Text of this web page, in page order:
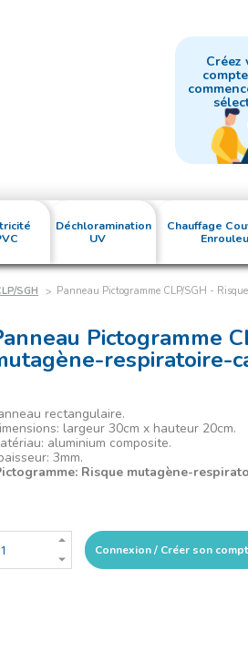
Créez
Déchloramination
UV
Chauffage
SGH Panneau Pictogramme CLP/SGH -
Pictogramme
respiratoire-
rectangulaire.
largeur 30cm x hauteur 20cm.
aluminium composite.
3mm.
Risque mutagène-
Connexion / Créer son